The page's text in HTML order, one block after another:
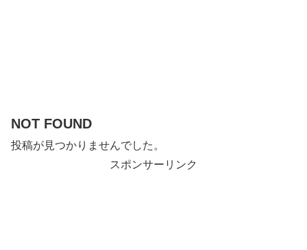
NOT FOUND
投稿が見つかりませんでした。
スポンサーリンク